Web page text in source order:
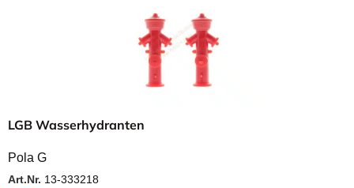
LGB Wasserhydranten
Pola G
Art.Nr. 13-333218